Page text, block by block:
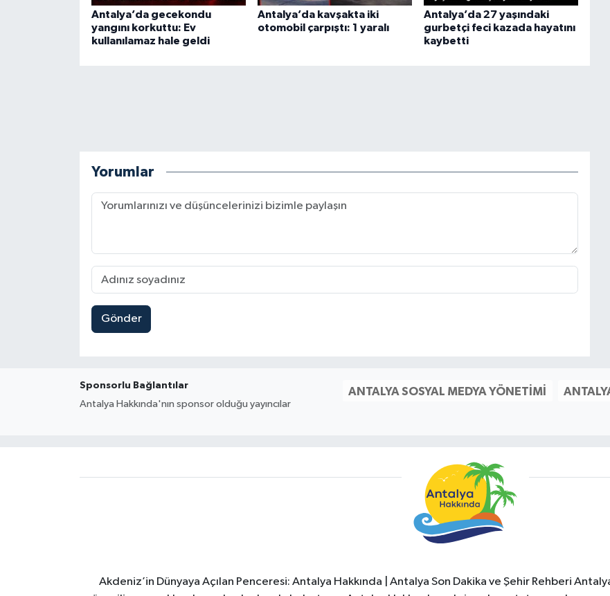
Antalya’da gecekondu
yangını korkuttu: Ev
kullanılamaz hale geldi
Antalya’da kavşakta iki
otomobil çarpıştı: 1 yaralı
Antalya’da 27 yaşındaki
gurbetçi feci kazada hayatını
kaybetti
Yorumlar
Gönder
Sponsorlu Bağlantılar
Antalya Hakkında'nın sponsor olduğu yayıncılar
ANTALYA SOSYAL MEDYA YÖNETIMI
Akdeniz’in Dünyaya Açılan Penceresi: Antalya Hakkında | Antalya Son Dakika ve Şehir Rehberi